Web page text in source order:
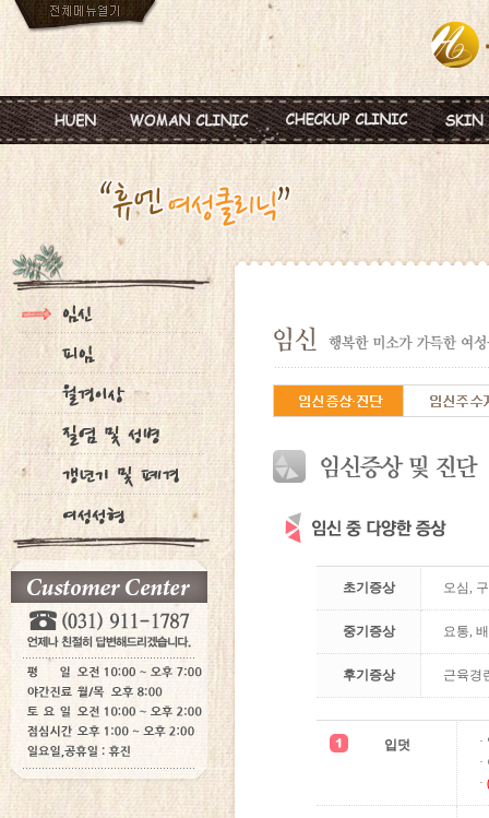
진료안내
진료시간
병원둘러보기
찾아오시는길
피임
월경이상
질염 및 성병
갱년기 및 폐경
여성성형
혈액종합검진
미혼여성검진
초기임신검진
초기증상 오심,
중기증상 요통,
후기증상 근육경
입덧
·